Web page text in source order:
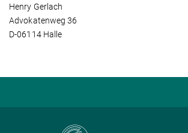
Henry Gerlach
Advokatenweg 36
D-06114 Halle